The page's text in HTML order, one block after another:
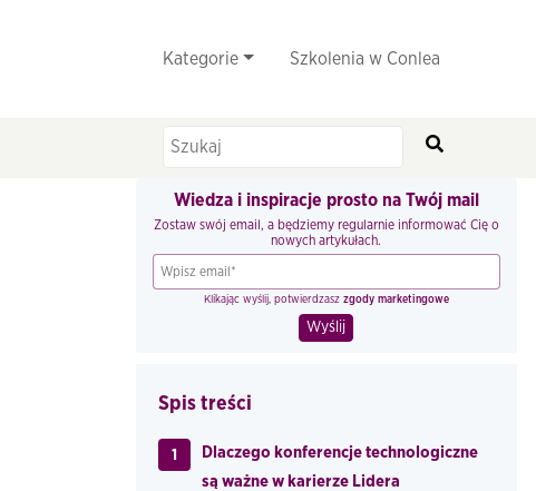
Kategorie Szkolenia w Conlea
Wiedza i inspiracje prosto na Twój mail
Zostaw swój email, a będziemy regularnie informować Cię o
nowych artykułach.
Klikając wyślij, potwierdzasz zgody marketingowe
Spis treści
1
Dlaczego konferencje technologiczne
są ważne w karierze Lidera